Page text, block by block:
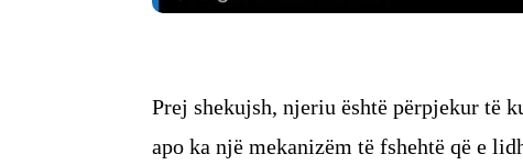
Prej shekujsh, njeriu është përpjekur të
apo ka një mekanizëm të fshehtë që e